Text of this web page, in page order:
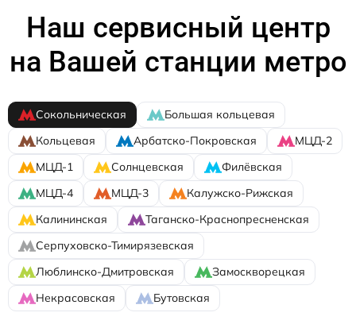
Наш сервисный центр
на Вашей станции метро
Сокольническая
Большая кольцевая
Кольцевая
Арбатско-Покровская
МЦД-2
МЦД-1
Солнцевская
Филёвская
МЦД-4
МЦД-3
Калужско-Рижская
Калининская
Таганско-Краснопресненская
Серпуховско-Тимирязевская
Люблинско-Дмитровская
Замоскворецкая
Некрасовская
Бутовская